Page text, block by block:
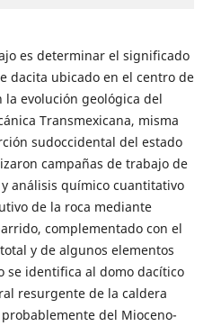
es determinar el significado
dacita ubicado en el centro de
la evolución geológica del
Transmexicana, misma
sudoccidental del estado
campañas de trabajo de
análisis químico cuantitativo
de la roca mediante
complementado con el
y de algunos elementos
se identifica al domo dacítico
resurgente de la caldera
del Mioceno-